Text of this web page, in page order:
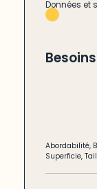
Données et
Abordabilité,
Superficie,